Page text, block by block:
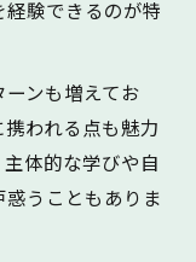
期インターン
験できるのが特
ンも増えてお
われる点も魅力
体的な学びや自
うこともありま